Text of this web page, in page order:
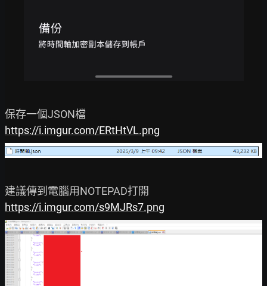
https://i.imgur.com/ERtHtVL.png
https://i.imgur.com/s9MJRs7.png